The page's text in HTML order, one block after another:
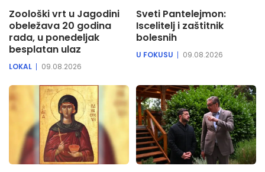
Zoološki vrt u Jagodini
obeležava 20 godina
rada, u ponedeljak
besplatan ulaz
LOKAL 09.08.2026
Sveti Pantelejmon:
Iscelitelj i zaštitnik
bolesnih
U FOKUSU 09.08.2026